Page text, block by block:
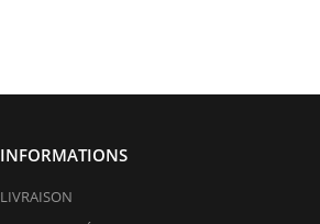
INFORMATIONS
LIVRAISON